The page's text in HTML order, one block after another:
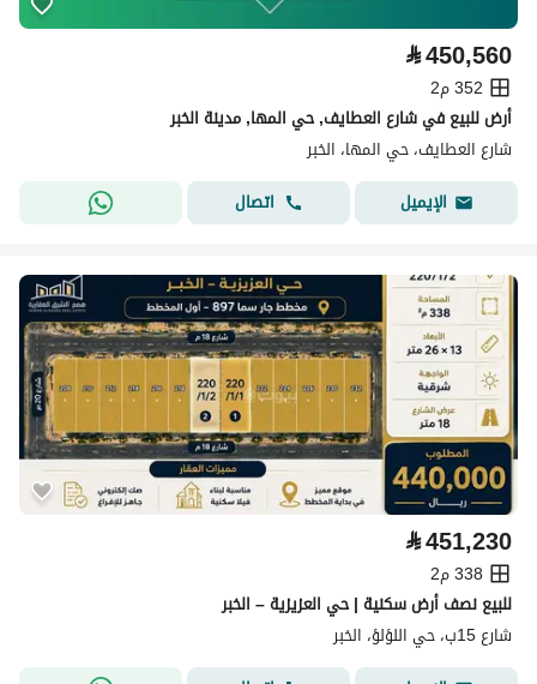
⃁450,560
352 م2
أرض للبيع في شارع العطايف, حي المها, مدينة الخبر
شارع العطايف، حي المها، الخبر
الإيميل
اتصال
⃁451,230
338 م2
للبيع نصف أرض سكنية | حي العزيزية – الخبر
شارع 15ب، حي اللؤلؤ، الخبر